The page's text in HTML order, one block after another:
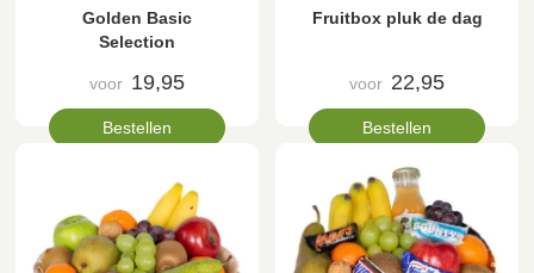
Golden Basic
Selection
voor 19,95
Bestellen
Fruitbox pluk de dag
voor 22,95
Bestellen